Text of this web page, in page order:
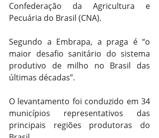
Confederação da Agricultura e
Pecuária do Brasil (CNA).
Segundo a Embrapa, a praga é “o
maior desafio sanitário do sistema
produtivo de milho no Brasil das
últimas décadas”.
O levantamento foi conduzido em 34
municípios representativos das
principais regiões produtoras do